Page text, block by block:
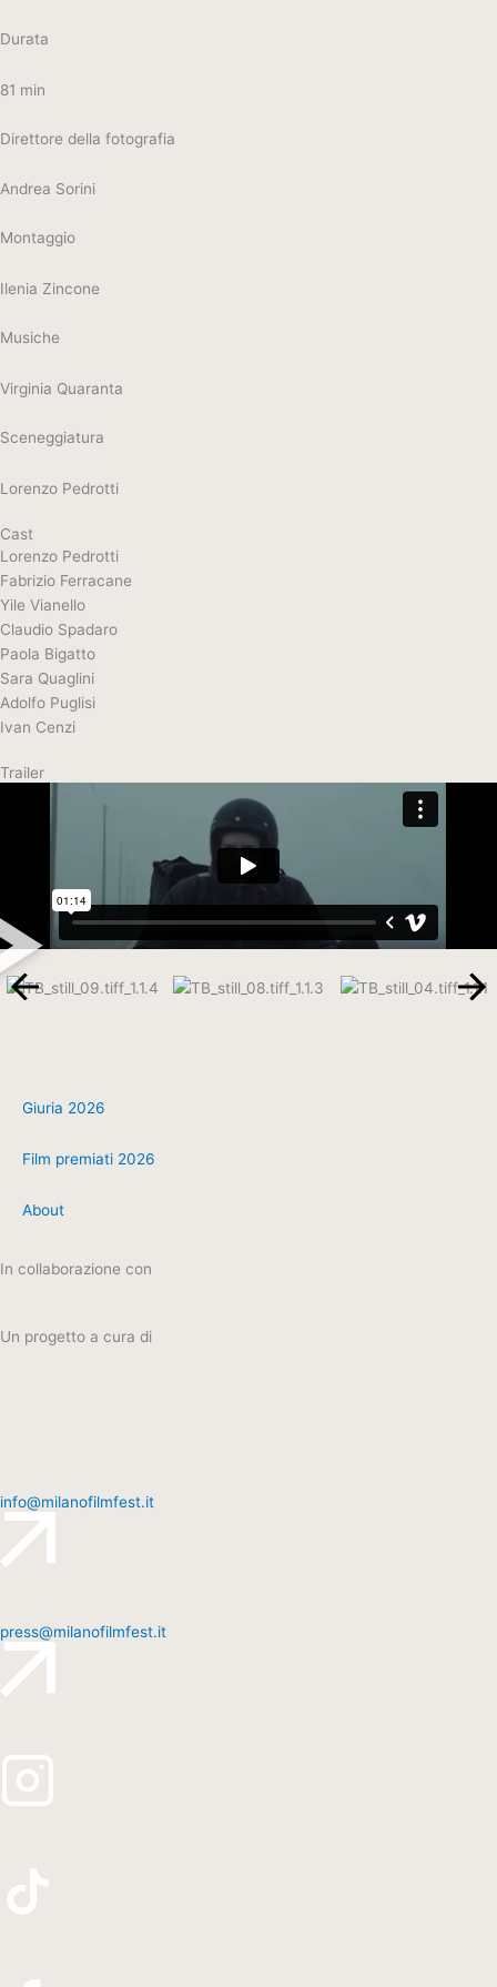
Durata
81 min
Direttore della fotografia
Andrea Sorini
Montaggio
Ilenia Zincone
Musiche
Virginia Quaranta
Sceneggiatura
Lorenzo Pedrotti
Cast
Lorenzo Pedrotti
Fabrizio Ferracane
Yile Vianello
Claudio Spadaro
Paola Bigatto
Sara Quaglini
Adolfo Puglisi
Ivan Cenzi
Trailer
Giuria 2026
Film premiati 2026
About
In collaborazione con
Un progetto a cura di
info@milanofilmfest.it
press@milanofilmfest.it